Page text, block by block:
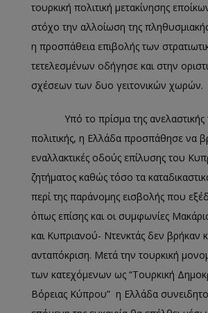
τουρκική πολιτική μετακίνησης
στόχο την αλλοίωση της
η προσπάθεια επιβολής των
τετελεσμένων οδήγησε και στην
σχέσεων των δυο γειτονικών χωρών.
Υπό το πρίσμα της ανελαστικής
πολιτικής, η Ελλάδα προσπάθησε να
εναλλακτικές οδούς επίλυσης του
ζητήματος καθώς τόσο τα
περί της παράνομης εισβολής που
όπως επίσης και οι συμφωνίες
και Κυπριανού- Ντενκτάς δεν βρήκαν
ανταπόκριση. Μετά την τουρκική
των κατεχόμενων ως “Τουρκική
Βόρειας Κύπρου” η Ελλάδα